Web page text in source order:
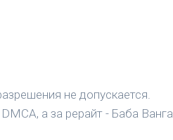
не допускается.
а за рерайт - Баба Ванга.